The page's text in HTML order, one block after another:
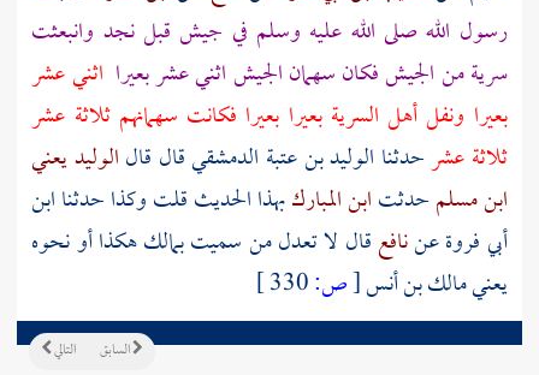
رسول الله صلى الله عليه وسلم في جيش قبلنجد وانبعثت
سرية من الجيش فكان سهمان الجيش اثني عشر بعيرا اثني عشر
بعيرا ونفل أهل السرية بعيرا بعيرا فكانت سهمانهم ثلاثة عشر
ثلاثة عشرحدثنا الوليد بن عتبة الدمشقيقال قالالوليد يعني
ابن مسلمحدثتابن المباركبهذا الحديث قلت وكذا حدثناابن
أبي فروةعننافعقال لا تعدل من سميتبمالكهكذا أو نحوه
يعنيمالك بن أنس[ص:
التالي السابق